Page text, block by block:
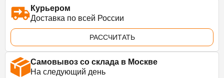
Курьером
Доставка по всей России
РАССЧИТАТЬ
Самовывоз со склада в Москве
На следующий день